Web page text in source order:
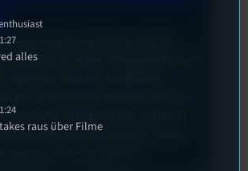
reden David und Felix, was sie für
in letzter Zeit gesehen haben
hin zu einem Mini Ausblick auf Filme
00:12:06 Einstieg 00:12:07 – 01:21:17
Ausblick Filmtips: Narnia (2008) –>
leben nicht schön (1946) –>…
alles
raus über Filme